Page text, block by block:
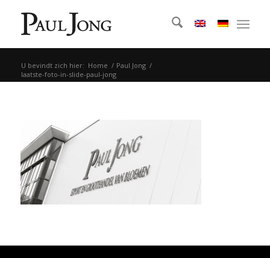
U bevindt zich hier: Home / Paul Jong /
laatste-foto-in-slide-paul-jong